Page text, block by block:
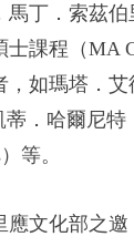
馬丁．索茲伯
士課程 （MA
，如瑪塔．艾
蒂．哈爾尼特
等。
應文化部之